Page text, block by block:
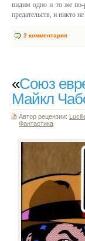
видим одно и то же по-
предательств, и никто
2 комментария
«Союз
Майкл
Автор рецензии:
Фантастика